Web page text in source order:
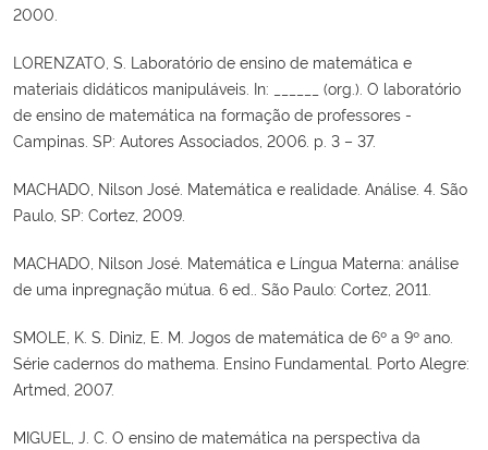
2000.
LORENZATO, S. Laboratório de ensino de matemática e
materiais didáticos manipuláveis. In: ______ (org.). O laboratório
de ensino de matemática na formação de professores -
Campinas. SP: Autores Associados, 2006. p. 3 – 37.
MACHADO, Nilson José. Matemática e realidade. Análise. 4. São
Paulo, SP: Cortez, 2009.
MACHADO, Nilson José. Matemática e Língua Materna: análise
de uma inpregnação mútua. 6 ed.. São Paulo: Cortez, 2011.
SMOLE, K. S. Diniz, E. M. Jogos de matemática de 6º a 9º ano.
Série cadernos do mathema. Ensino Fundamental. Porto Alegre:
Artmed, 2007.
MIGUEL, J. C. O ensino de matemática na perspectiva da